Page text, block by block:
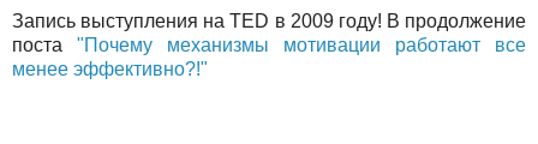
Запись выступления на TED в 2009 году! В продолжение
поста "Почему механизмы мотивации работают все
менее эффективно?!"